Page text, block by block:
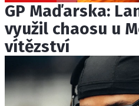
GP Maďarska:
využil chaosu u
vítězství